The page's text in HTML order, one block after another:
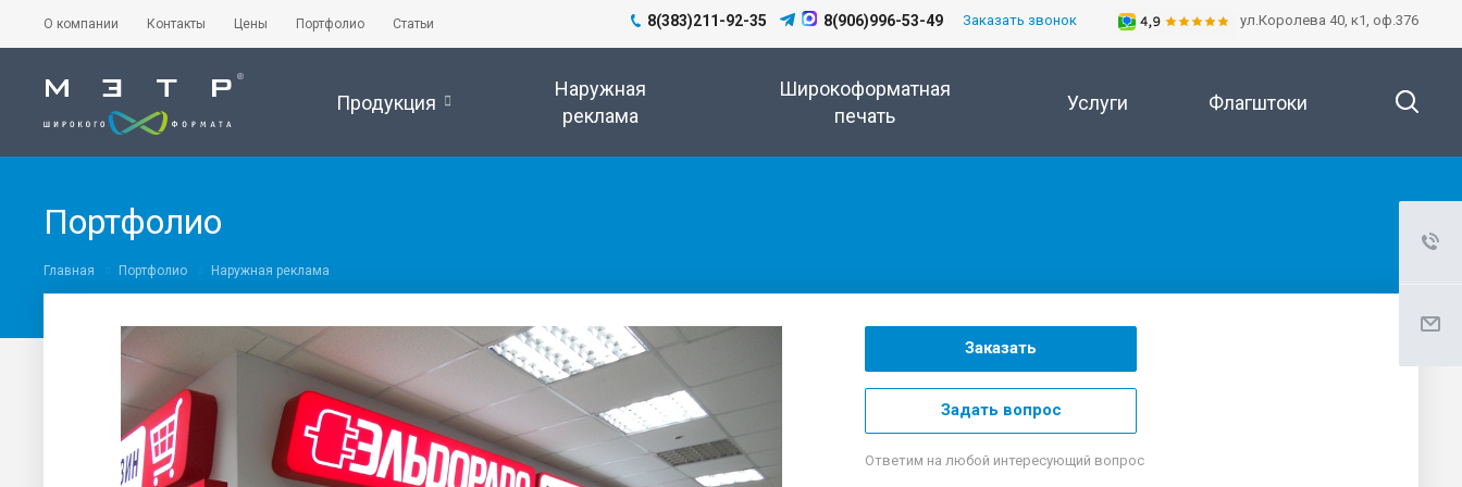
О компании Контакты Цены Портфолио Статьи ул.Королева 40, к1, оф.376
8(383)211-92-35 8(906)996-53-49 Заказать звонок
Продукция
Наружная
реклама
Широкоформатная
печать
Услуги Флагштоки
Портфолио
Главная Портфолио Наружная реклама
Заказать
Задать вопрос
Ответим на любой интересующий вопрос